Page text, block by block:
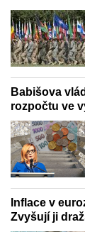
Babišova
rozpočtu ve
Inflace v
Zvyšují ji